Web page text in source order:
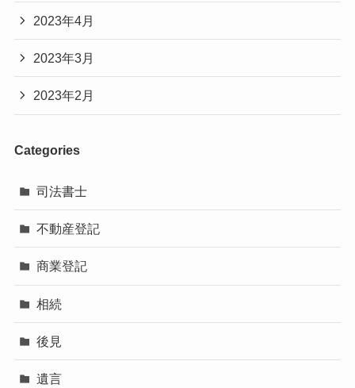
2023年4月
2023年3月
2023年2月
Categories
司法書士
不動産登記
商業登記
相続
後見
遺言